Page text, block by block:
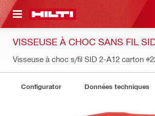
VISSEUSE À CHOC SANS FIL
Visseuse à choc s/fil SID 2-A12 carton
Configurator Données techniques